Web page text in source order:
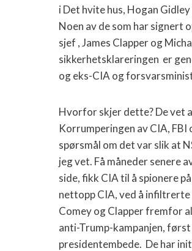
i Det hvite hus, Hogan
Noen av de som har signert
sjef , James Clapper og
sikkerhetsklareringen er
og eks-CIA og
Hvorfor skjer dette? De vet
Korrumperingen av CIA, FBI
spørsmål om det var slik at
jeg vet. Få måneder senere
side, fikk CIA til å spionere
nettopp CIA, ved å
Comey og Clapper fremfor
anti-Trump-kampanjen,
presidentembede. De har